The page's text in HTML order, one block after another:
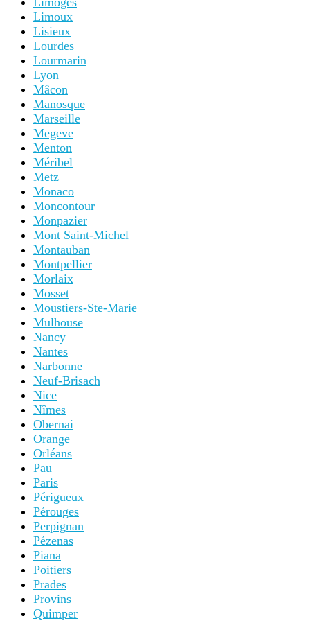
Limoux
Lisieux
Lourdes
Lourmarin
Lyon
Mâcon
Manosque
Marseille
Megeve
Menton
Méribel
Metz
Monaco
Moncontour
Monpazier
Mont Saint-Michel
Montauban
Montpellier
Morlaix
Mosset
Moustiers-Ste-Marie
Mulhouse
Nancy
Nantes
Narbonne
Neuf-Brisach
Nice
Nîmes
Obernai
Orange
Orléans
Pau
Paris
Périgueux
Pérouges
Perpignan
Pézenas
Piana
Poitiers
Prades
Provins
Quimper